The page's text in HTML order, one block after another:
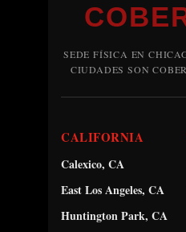
SEDE FÍSICA EN
CIUDADES SON
CALIFORNIA
Calexico, CA
East Los Angeles, CA
Huntington Park, CA